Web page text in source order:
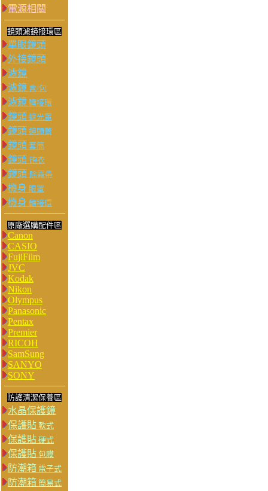
電源相關
鏡頭濾鏡接環區
單眼鏡頭
外接鏡頭
濾鏡
濾鏡 盒/包
濾鏡 轉接環
鏡頭 遮光罩
鏡頭 鏡頭蓋
鏡頭 套筒
鏡頭 砲衣
鏡頭 除霧帶
機身 眼罩
機身 轉接環
原廠選購配件區
Canon
CASIO
FujiFilm
JVC
Kodak
Nikon
Olympus
Panasonic
Pentax
Premier
RICOH
SamSung
SANYO
SONY
防護清潔保養區
水晶保護鏡
保護貼 軟式
保護貼 硬式
保護貼 包膜
防潮箱 電子式
防潮箱 簡易式